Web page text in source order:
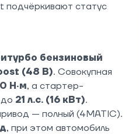
подчёркивают статус
бензиновый
(48 В). Совокупная
Н·м, а стартер-
21 л.с. (16 кВт).
— полный (4MATIC).
, при этом автомобиль